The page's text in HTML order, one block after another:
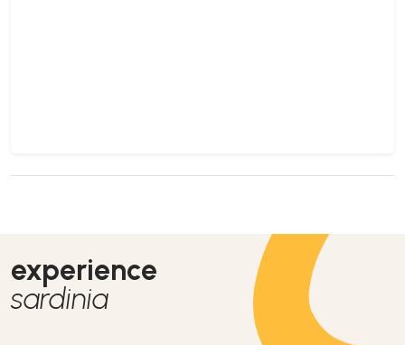
experience
sardinia